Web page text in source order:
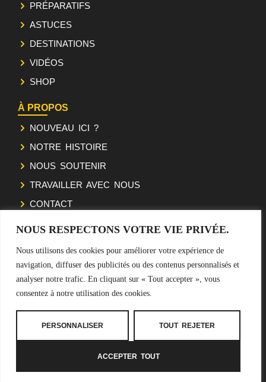
NOUS RESPECTONS VOTRE VIE PRIVÉE.
Nous utilisons des cookies pour améliorer votre expérience de
navigation, diffuser des publicités ou des contenus personnalisés et
analyser notre trafic. En cliquant sur « Tout accepter », vous
consentez à notre utilisation des cookies.
PERSONNALISER TOUT REJETER
ACCEPTER TOUT
PRÉPARATIFS
ASTUCES
DESTINATIONS
VIDÉOS
SHOP
À PROPOS
NOUVEAU ICI ?
NOTRE HISTOIRE
NOUS SOUTENIR
TRAVAILLER AVEC NOUS
CONTACT
SUIVEZ NOTRE ODYSSÉE
NEWSLETTER
–CGV–Politiques de confidentialité